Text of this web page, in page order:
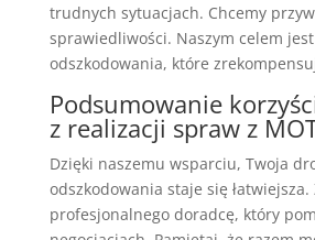
trudnych sytuacjach. Chcemy
sprawiedliwości. Naszym celem
odszkodowania, które
Podsumowanie
z realizacji spraw z
Dzięki naszemu wsparciu, Twoja
odszkodowania staje się łatwiejsza.
profesjonalnego doradcę, który